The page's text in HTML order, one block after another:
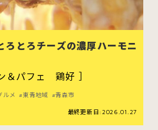
ろとろチーズの濃厚ハーモニ
＆パフェ 鶏好 ］
ルメ 東青地域 青森市
最終更新日:2026.01.27